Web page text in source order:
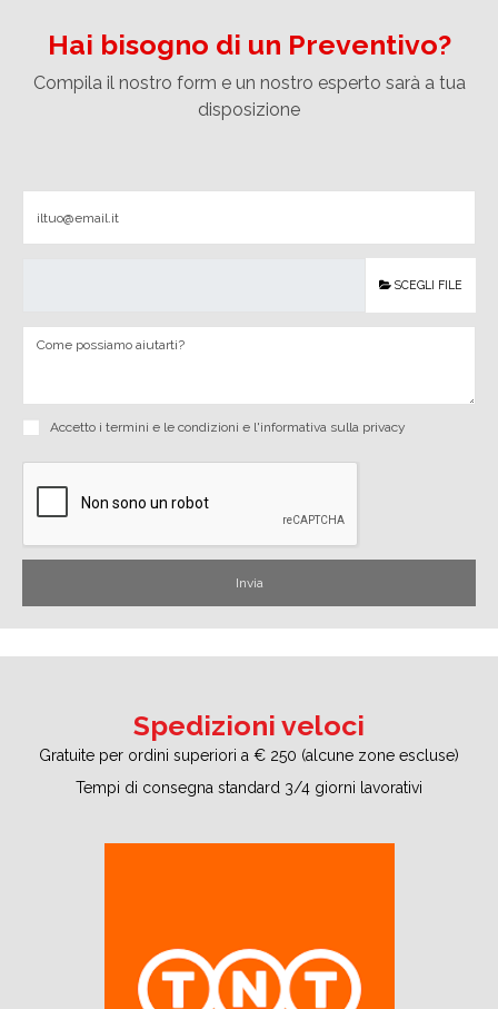
Hai bisogno di un Preventivo?
Compila il nostro form e un nostro esperto sarà a tua
disposizione
SCEGLI FILE
Accetto i termini e le condizioni e l'informativa sulla privacy
Spedizioni veloci
Gratuite per ordini superiori a € 250 (alcune zone escluse)
Tempi di consegna standard 3/4 giorni lavorativi